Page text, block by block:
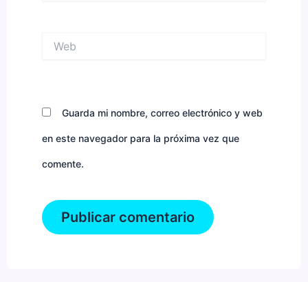
Guarda mi nombre, correo electrónico y web
en este navegador para la próxima vez que
comente.